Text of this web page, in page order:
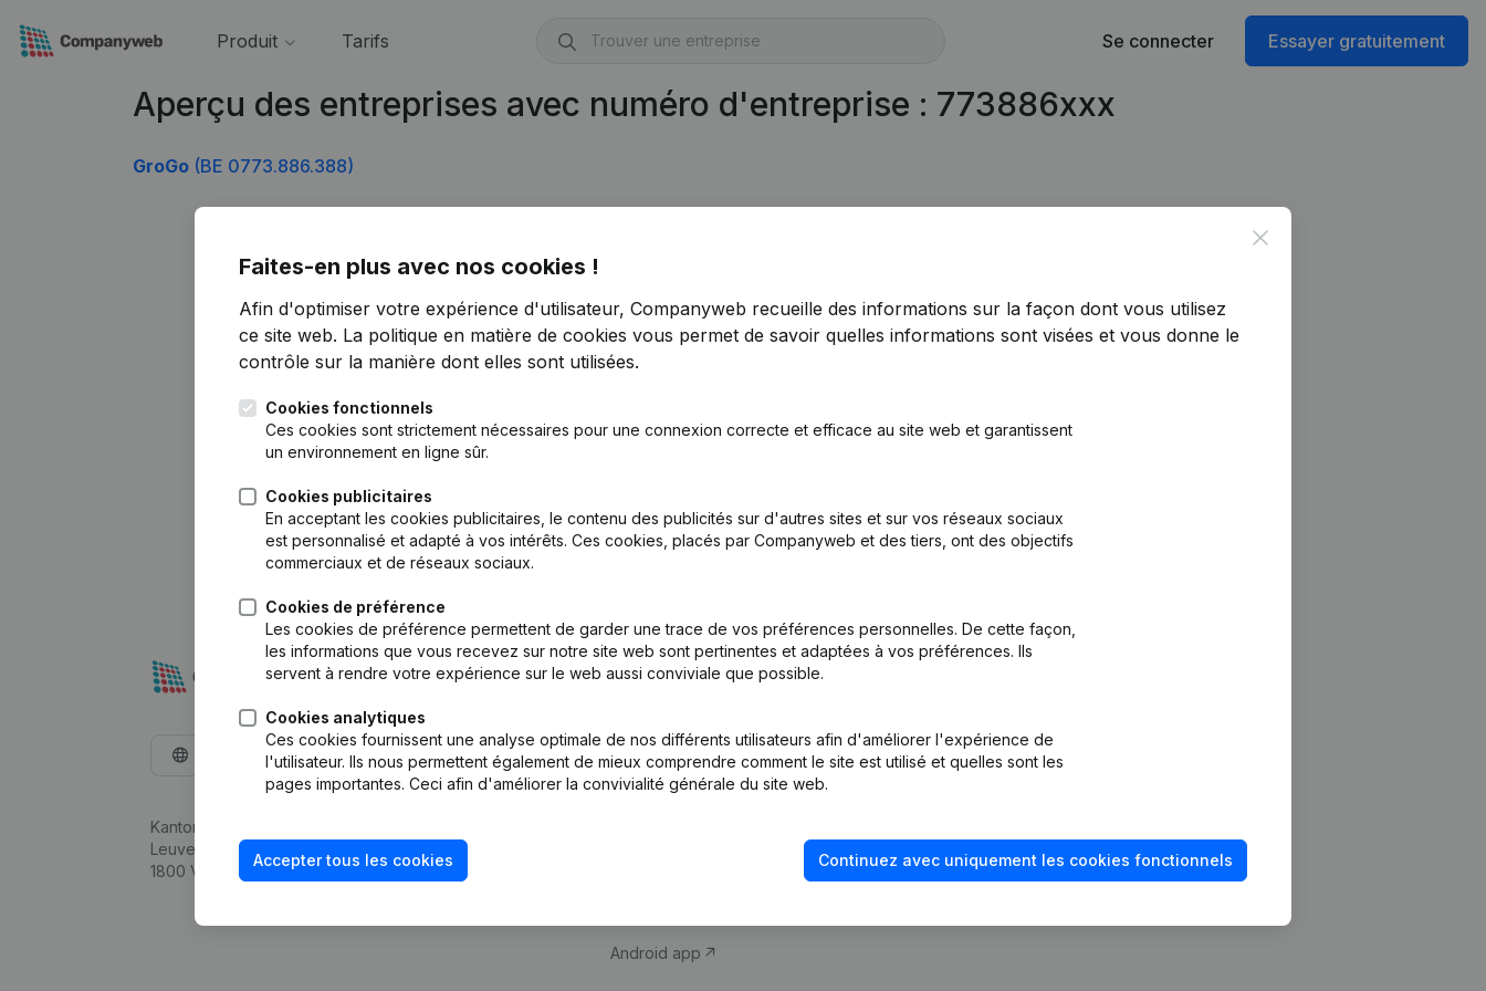
Produit Tarifs Se connecter Essayer gratuitement
Aperçu des entreprises avec numéro d'entreprise : 773886xxx
GroGo (BE 0773.886.388)
Close
Faites-en plus avec nos cookies !
Afin d'optimiser votre expérience d'utilisateur, Companyweb recueille des informations sur la façon dont vous utilisez
ce site web. La politique en matière de cookies vous permet de savoir quelles informations sont visées et vous donne le
contrôle sur la manière dont elles sont utilisées.
Cookies fonctionnels
Ces cookies sont strictement nécessaires pour une connexion correcte et efficace au site web et garantissent
un environnement en ligne sûr.
Cookies publicitaires
En acceptant les cookies publicitaires, le contenu des publicités sur d'autres sites et sur vos réseaux sociaux
est personnalisé et adapté à vos intérêts. Ces cookies, placés par Companyweb et des tiers, ont des objectifs
commerciaux et de réseaux sociaux.
Cookies de préférence
Les cookies de préférence permettent de garder une trace de vos préférences personnelles. De cette façon,
les informations que vous recevez sur notre site web sont pertinentes et adaptées à vos préférences. Ils
servent à rendre votre expérience sur le web aussi conviviale que possible.
Cookies analytiques
Ces cookies fournissent une analyse optimale de nos différents utilisateurs afin d'améliorer l'expérience de
l'utilisateur. Ils nous permettent également de mieux comprendre comment le site est utilisé et quelles sont les
pages importantes. Ceci afin d'améliorer la convivialité générale du site web.
Accepter tous les cookies Continuez avec uniquement les cookies fonctionnels
Français
Kantorenpark Everest
Leuvensesteenweg 248D,
1800 Vilvoorde
Produit
d’entreprise
Monitoring
Android app
fraude
Consulter des comptes annuels
Vérification de la solvabilité